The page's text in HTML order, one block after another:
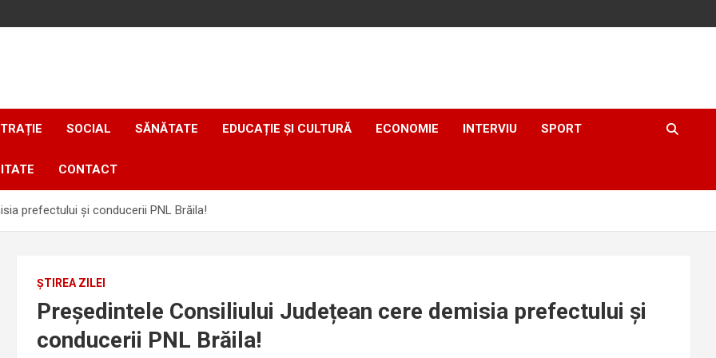
SOCIAL SĂNĂTATE EDUCAȚIE ȘI CULTURĂ ECONOMIE INTERVIU SPORT
CONTACT
prefectului și conducerii PNL Brăila!
ȘTIREA ZILEI
Președintele Consiliului Județean cere demisia prefectului și
conducerii PNL Brăila!